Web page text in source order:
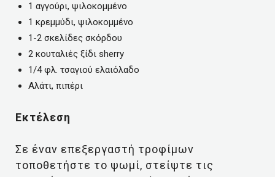
1 αγγούρι, ψιλοκομμένο
1 κρεμμύδι, ψιλοκομμένο
1-2 σκελίδες σκόρδου
2 κουταλιές ξίδι sherry
1/4 φλ. τσαγιού ελαιόλαδο
Αλάτι, πιπέρι
Εκτέλεση
Σε έναν επεξεργαστή τροφίμων
τοποθετήστε το ψωμί, στείψτε τις